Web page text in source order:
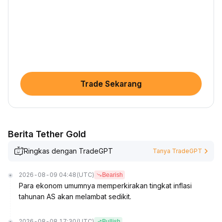
Trade Sekarang
Berita Tether Gold
Ringkas dengan TradeGPT Tanya TradeGPT
2026-08-09 04:48 (UTC) Bearish
Para ekonom umumnya memperkirakan tingkat inflasi
tahunan AS akan melambat sedikit.